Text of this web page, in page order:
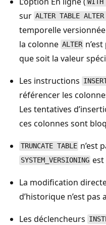
sur ALTER TABLE ALTER
temporelle
la colonne ALTER
que soit la valeur
Les instructions
référencer les
Les tentatives
ces colonnes sont
TRUNCATE TABLE n’est
SYSTEM_VERSIONING est
La modification
d’historique n’est pas
Les déclencheurs